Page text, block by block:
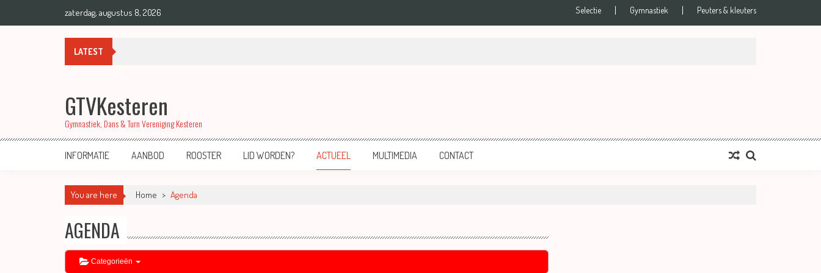
zaterdag, augustus 8, 2026 Selectie Gymnastiek Peuters & kleuters
LATEST
GTVKesteren
Gymnastiek, Dans & Turn Vereniging Kesteren
INFORMATIE AANBOD ROOSTER LID WORDEN? ACTUEEL MULTIMEDIA CONTACT
You are here Home > Agenda
AGENDA
Categorieën
00:00
02:00
04:00
06:00